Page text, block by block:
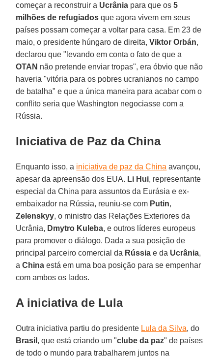
começar a reconstruir a Ucrânia para que os 5
milhões de refugiados que agora vivem em seus
países possam começar a voltar para casa. Em 23 de
maio, o presidente húngaro de direita,Viktor Orbán,
declarou que "levando em conta o fato de que a
OTAN não pretende enviar tropas", era óbvio que não
haveria "vitória para os pobres ucranianos no campo
de batalha" e que a única maneira para acabar com o
conflito seria que Washington negociasse com a
Rússia.
Iniciativa de Paz da China
Enquanto isso, a iniciativa de paz da China avançou,
apesar da apreensão dos EUA. Li Hui, representante
especial da China para assuntos da Eurásia e ex-
embaixador na Rússia, reuniu-se com Putin,
Zelenskyy, o ministro das Relações Exteriores da
Ucrânia, Dmytro Kuleba, e outros líderes europeus
para promover o diálogo. Dada a sua posição de
principal parceiro comercial da Rússia e da Ucrânia,
aChina está em uma boa posição para se empenhar
com ambos os lados.
A iniciativa de Lula
Outra iniciativa partiu do presidente Lula da Silva, do
Brasil , que está criando um "clube da paz" de países
de todo o mundo para trabalharem juntos na